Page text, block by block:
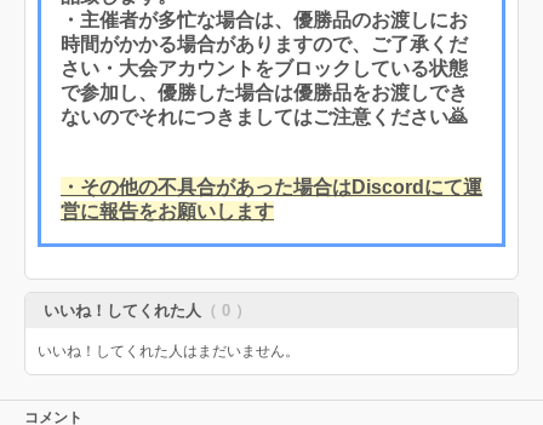
・主催者が多忙な場合は、優勝品のお渡しにお
時間がかかる場合がありますので、ご了承くだ
さい・大会アカウントをブロックしている状態
で参加し、優勝した場合は優勝品をお渡しでき
ないのでそれにつきましてはご注意ください🙇
・その他の不具合があった場合はDiscordにて運
営に報告をお願いします
いいね！してくれた人 （ 0 ）
いいね！してくれた人はまだいません。
コメント